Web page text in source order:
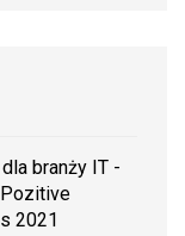
branży IT -
2021